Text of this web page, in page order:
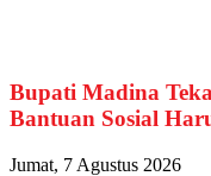
Bupati Madina
Bantuan Sosial
Jumat, 7 Agustus 2026